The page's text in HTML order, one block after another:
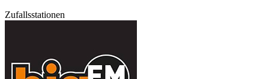
Zufallsstationen